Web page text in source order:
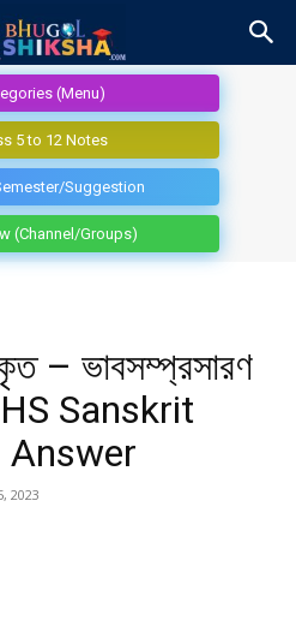
(Menu)
5 to 12 Notes
Suggestion
(Channel/Groups)
– ভাবসম্প্রসারণ
Sanskrit
Answer
2023